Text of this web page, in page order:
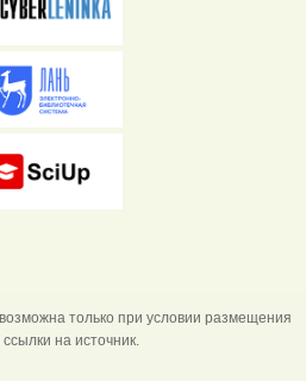
только при условии размещения
ссылки на источник.